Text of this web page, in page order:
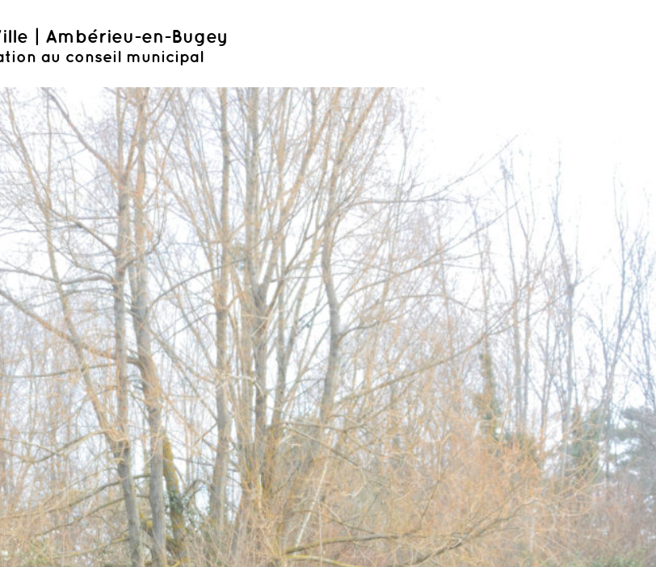
| Ambérieu-en-Bugey
au conseil municipal